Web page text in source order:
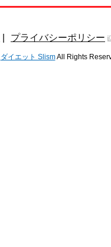
プライバシーポリシー
ダイエット SlismAll Rights